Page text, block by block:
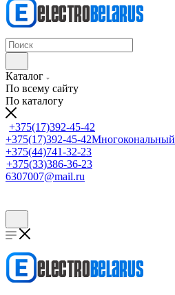
Каталог
По всему сайту
По каталогу
+375(17)392-45-42
+375(17)392-45-42Многокональный
+375(44)741-32-23
+375(33)386-36-23
6307007@mail.ru